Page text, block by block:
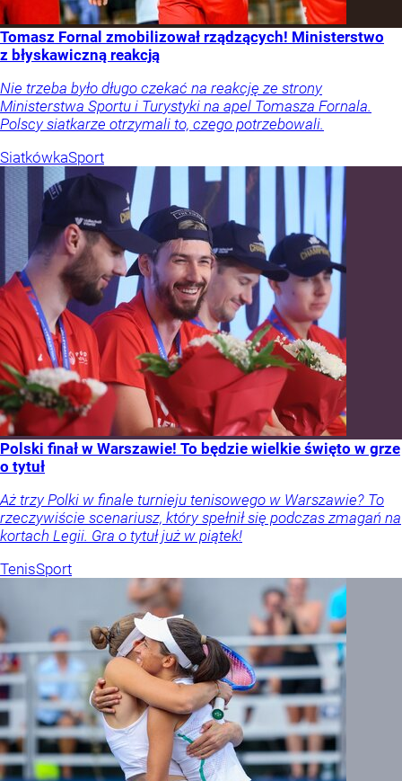
Tomasz Fornal zmobilizował rządzących! Ministerstwo
z błyskawiczną reakcją
Nie trzeba było długo czekać na reakcję ze strony
Ministerstwa Sportu i Turystyki na apel Tomasza Fornala.
Polscy siatkarze otrzymali to, czego potrzebowali.
SiatkówkaSport
Polski finał w Warszawie! To będzie wielkie święto w grze
o tytuł
Aż trzy Polki w finale turnieju tenisowego w Warszawie? To
rzeczywiście scenariusz, który spełnił się podczas zmagań na
kortach Legii. Gra o tytuł już w piątek!
TenisSport